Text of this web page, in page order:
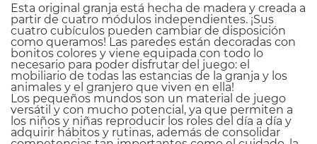
Esta original granja está hecha de madera y creada a
partir de cuatro módulos independientes. ¡Sus
cuatro cubículos pueden cambiar de disposición
como queramos! Las paredes están decoradas con
bonitos colores y viene equipada con todo lo
necesario para poder disfrutar del juego: el
mobiliario de todas las estancias de la granja y los
animales y el granjero que viven en ella!
Los pequeños mundos son un material de juego
versátil y con mucho potencial, ya que permiten a
los niños y niñas reproducir los roles del día a día y
adquirir hábitos y rutinas, además de consolidar